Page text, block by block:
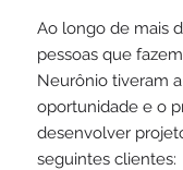
Ao longo de mais
pessoas que
Neurônio tiveram a
oportunidade e o
desenvolver
seguintes clientes: